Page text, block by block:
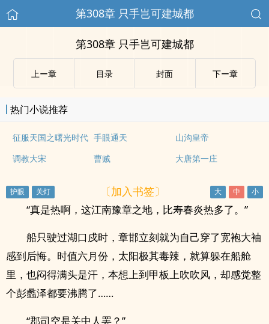
第308章 只手岂可建城都
第308章 只手岂可建城都
上ー章 目录 封面 下ー章
热门小说推荐
征服天国之曙光时代 手眼通天
山沟皇帝
调教大宋
曹贼 大唐第一庄
〔加入书签〕
“真是热啊，这江南豫章之地，比寿春炎热多了。”
船只驶过湖口戍时，章邯立刻就为自己穿了宽袍大袖
感到后悔。时值六月份，太阳极其毒辣，就算躲在船舱
里，也闷得满头是汗，本想上到甲板上吹吹风，却感觉整
个彭蠡泽都要沸腾了……
“郡司空是关中人罢？”